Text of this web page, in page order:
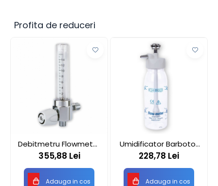
Profita de reduceri
Debitmetru Flowmeter
RS vertical cu bila
355,88 Lei
Adauga in cos
Umidificator Barbotor
FLOWMETER CH200
228,78 Lei
Adauga in cos